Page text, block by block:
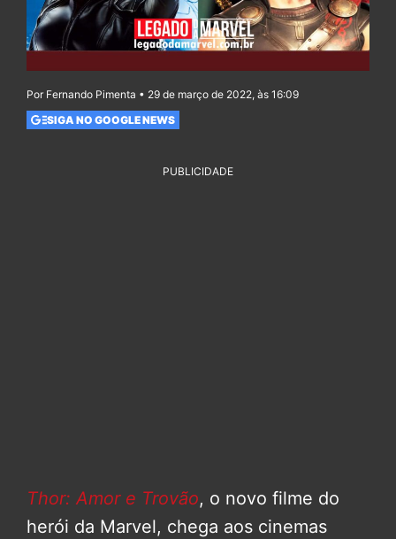
Por Fernando Pimenta • 29 de março de 2022, às 16:09
SIGA NO GOOGLE NEWS
PUBLICIDADE
Thor: Amor e Trovão, o novo filme do
herói da Marvel, chega aos cinemas